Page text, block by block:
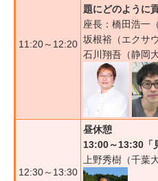
11:20～12:20
題にどのように
座長：橋田浩一
坂根裕（エクサ
石川翔吾（静岡大
12:30～13:30
昼休憩
13:00～13:30「
上野秀樹（千葉